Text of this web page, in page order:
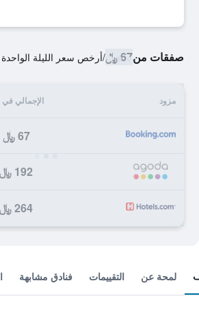
صفقات من67 ﷼ /أرخص سعر الليلة الواحدة
مزود الإجمالي في
67 ﷼
192 ﷼
264 ﷼
لمحة عن التقييمات فنادق مشابهة